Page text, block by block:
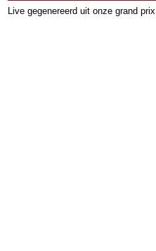
Live gegenereerd uit onze grand